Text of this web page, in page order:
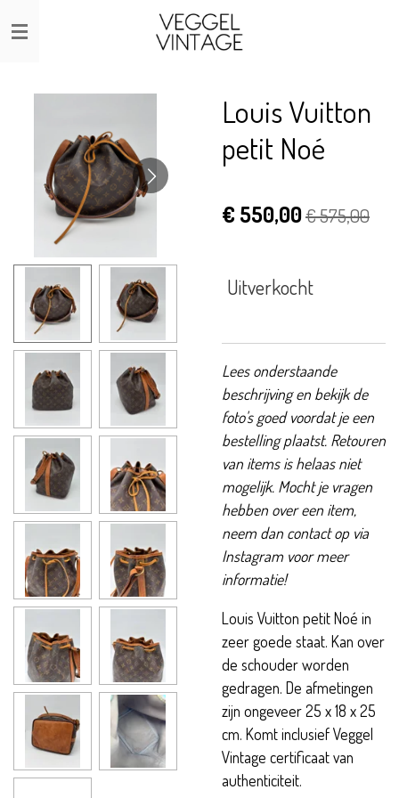
Ga
direct
Louis Vuitton
petit Noé
€ 550,00€ 575,00
Uitverkocht
Lees onderstaande
beschrijving en bekijk de
foto's goed voordat je een
bestelling plaatst. Retouren
van items is helaas niet
mogelijk. Mocht je vragen
hebben over een item,
neem dan contact op via
Instagram voor meer
informatie!
Louis Vuitton petit Noé in
zeer goede staat. Kan over
de schouder worden
gedragen. De afmetingen
zijn ongeveer 25 x 18 x 25
cm. Komt inclusief Veggel
Vintage certificaat van
authenticiteit.